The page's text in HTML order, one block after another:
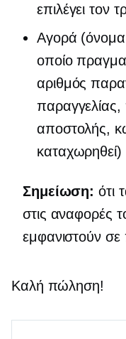
επιλέγει τον
Αγορά
οποίο
αριθμός
αποστολής,
καταχωρηθεί)
Σημείωση: ότι
στις αναφορές
εμφανιστούν
Καλή πώληση!